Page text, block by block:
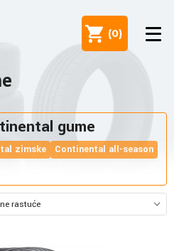
(0)
gume
zimske Continental all-season